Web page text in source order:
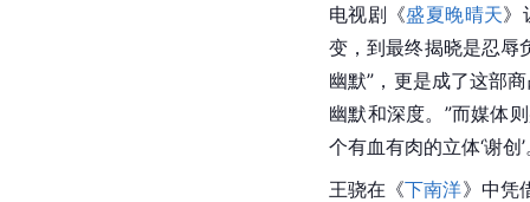
电视剧《盛夏晚晴天》
变，到最终揭晓是忍辱
幽默”，更是成了这部
幽默和深度。”而媒体
个有血有肉的立体‘谢创
王骁在《下南洋》中凭